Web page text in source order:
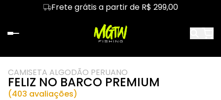
Frete grátis a partir de R$ 299,00
CAMISETA ALGODÃO PERUANO
FELIZ NO BARCO PREMIUM
(403 avaliações)